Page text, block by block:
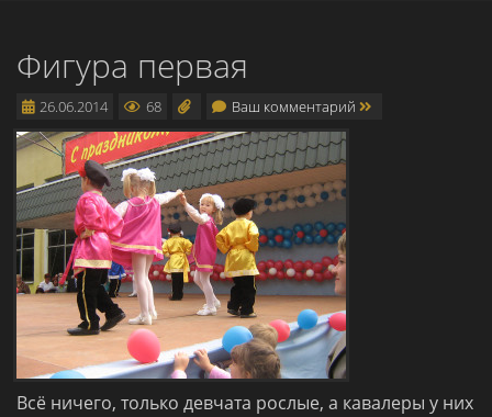
Фигура первая
26.06.2014 68 Ваш комментарий
Всё ничего, только девчата рослые, а кавалеры у них